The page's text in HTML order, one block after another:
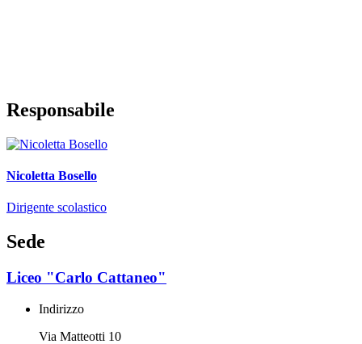
Responsabile
Nicoletta Bosello
Dirigente scolastico
Sede
Liceo "Carlo Cattaneo"
Indirizzo
Via Matteotti 10